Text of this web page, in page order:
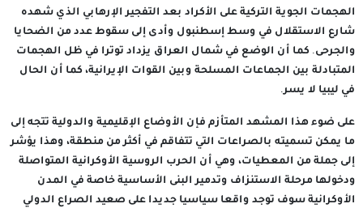
الهجمات الجوية التركية على الأكراد بعد التفجير الإرهابي الذي شهده
شارع الاستقلال في وسط إسطنبول وأدى إلى سقوط عدد من الضحايا
والجرحى. كما أن الوضع في شمال العراق يزداد توترا في ظل الهجمات
المتبادلة بين الجماعات المسلحة وبين القوات الإيرانية، كما أن الحال
في ليبيا لا يسر.
على ضوء هذا المشهد المتأزم فإن الأوضاع الإقليمية والدولية تتجه إلى
ما يمكن تسميته بالصراعات التي تتفاقم في أكثر من منطقة، وهذا يؤشر
إلى جملة من المعطيات، وهي أن الحرب الروسية الأوكرانية المتواصلة
ودخولها مرحلة الاستنزاف وتدمير البنى الأساسية خاصة في المدن
الأوكرانية سوف توجد واقعا سياسيا جديدا على صعيد الصراع الدولي